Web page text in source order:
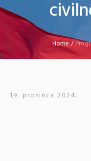
Home /
19. prosinca 2024.